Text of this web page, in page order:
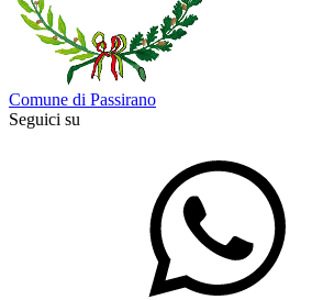
Comune di Passirano
Seguici su